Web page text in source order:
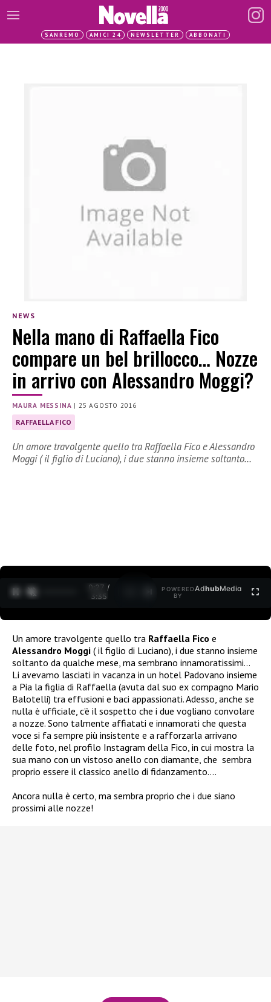
SANREMO AMICI 24 NEWSLETTER ABBONATI
NEWS
Nella mano di Raffaella Fico
compare un bel brillocco… Nozze
in arrivo con Alessandro Moggi?
MAURA MESSINA | 25 AGOSTO 2016
RAFFAELLA FICO
Un amore travolgente quello tra Raffaella Fico e Alessandro
Moggi ( il figlio di Luciano), i due stanno insieme soltanto…
0:27 /
3:35
POWERED
BY
AdhubMedia
Un amore travolgente quello tra Raffaella Fico e
Alessandro Moggi ( il figlio di Luciano), i due stanno insieme
soltanto da qualche mese, ma sembrano innamoratissimi…
Li avevamo lasciati in vacanza in un hotel Padovano insieme
a Pia la figlia di Raffaella (avuta dal suo ex compagno Mario
Balotelli) tra effusioni e baci appassionati. Adesso, anche se
nulla è ufficiale, c’è il sospetto che i due vogliano convolare
a nozze. Sono talmente affiatati e innamorati che questa
voce si fa sempre più insistente e a rafforzarla arrivano
delle foto, nel profilo Instagram della Fico, in cui mostra la
sua mano con un vistoso anello con diamante, che sembra
proprio essere il classico anello di fidanzamento….
Ancora nulla è certo, ma sembra proprio che i due siano
prossimi alle nozze!